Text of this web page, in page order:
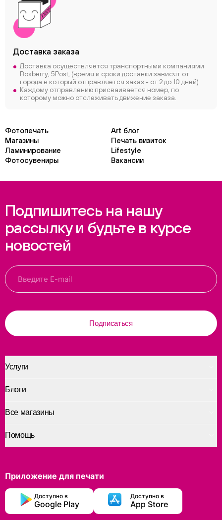
Доставка заказа
Доставка осуществляется транспортными компаниями
Boxberry, 5Post, (время и сроки доставки зависят от
города в который отправляется заказ - от 2 до 10 дней)
Каждому отправлению присваивается номер, по
которому можно отслеживать движение заказа.
Фотопечать
Art блог
Магазины
Печать визиток
Ламинирование
Lifestyle
Фотосувениры
Вакансии
Подпишитесь на нашу
рассылку и будьте в курсе
новостей
Подписаться
Услуги
Помощь
Блоги
Все магазины
Приложение для печати
Доступно в
Google Play
Доступно в
App Store